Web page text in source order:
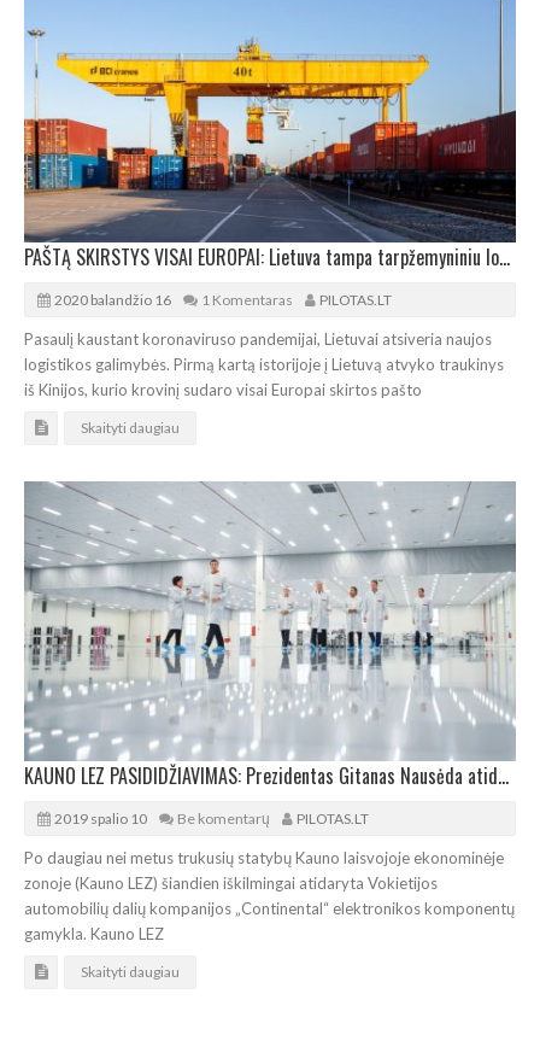
PAŠTĄ SKIRSTYS VISAI EUROPAI: Lietuva tampa tarpžemyniniu logistikos tiltu
2020 balandžio 16 1 Komentaras PILOTAS.LT
Pasaulį kaustant koronaviruso pandemijai, Lietuvai atsiveria naujos
logistikos galimybės. Pirmą kartą istorijoje į Lietuvą atvyko traukinys
iš Kinijos, kurio krovinį sudaro visai Europai skirtos pašto
Skaityti daugiau
KAUNO LEZ PASIDIDŽIAVIMAS: Prezidentas Gitanas Nausėda atidarė „Continental“ milžinę
2019 spalio 10 Be komentarų PILOTAS.LT
Po daugiau nei metus trukusių statybų Kauno laisvojoje ekonominėje
zonoje (Kauno LEZ) šiandien iškilmingai atidaryta Vokietijos
automobilių dalių kompanijos „Continental“ elektronikos komponentų
gamykla. Kauno LEZ
Skaityti daugiau